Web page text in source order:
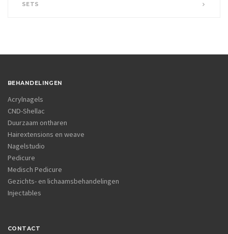
SETS
BEHANDELINGEN
Acrylnagels
CND-Shellac
Duurzaam ontharen
Hairextensions en weave
Nagelstudio
Pedicure
Medisch Pedicure
Gezichts- en lichaamsbehandelingen
Injectables
CONTACT